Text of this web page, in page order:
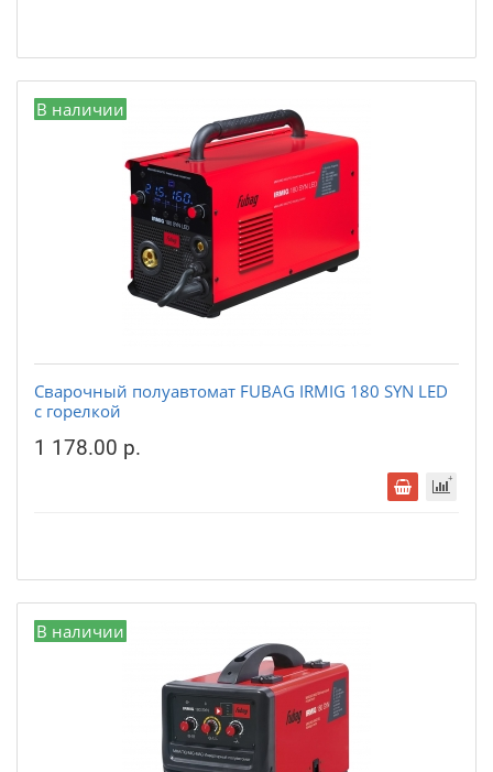
В наличии
Сварочный полуавтомат FUBAG IRMIG 180 SYN LED
с горелкой
1 178.00 р.
В наличии